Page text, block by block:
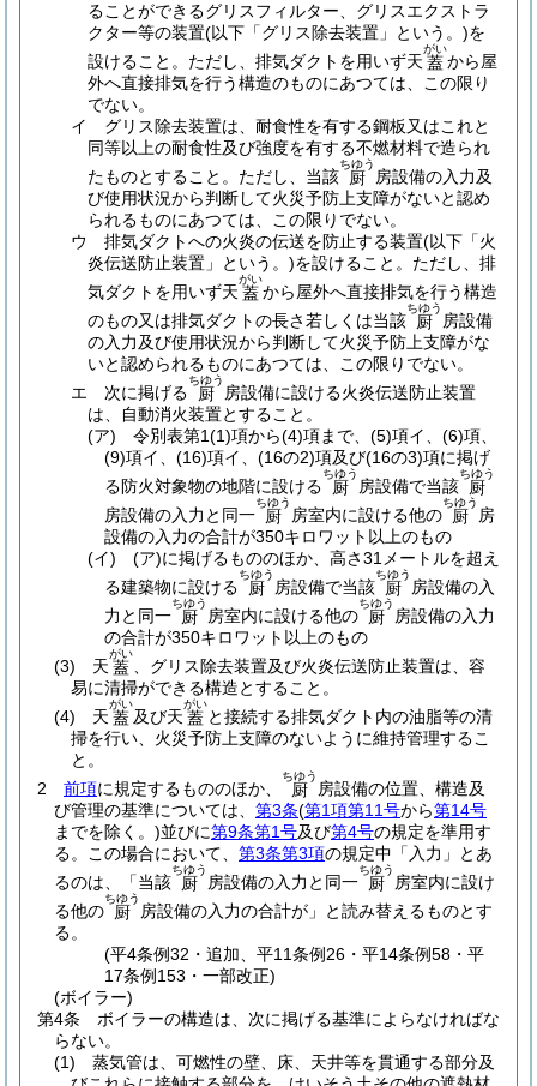
ることができるグリスフィルター、グリスエクストラ
クター等の装置(以下「グリス除去装置」という。)を
設けること。 ただし、排気ダクトを用いず天 蓋
がい
から屋
外へ直接排気を行う構造のものにあつては、この限り
でない。
イ
グリス除去装置は、耐食性を有する鋼板又はこれと
同等以上の耐食性及び強度を有する不燃材料で造られ
たものとすること。 ただし、当該 厨
ちゆう
房設備の入力及
び使用状況から判断して火災予防上支障がないと認め
られるものにあつては、この限りでない。
ウ
排気ダクトへの火炎の伝送を防止する装置(以下「火
炎伝送防止装置」という。)を設けること。 ただし、排
気ダクトを用いず天 蓋
がい
から屋外へ直接排気を行う構造
のもの又は排気ダクトの長さ若しくは当該
厨
ちゆう
房設備
の入力及び使用状況から判断して火災予防上支障がな
いと認められるものにあつては、この限りでない。
エ
次に掲げる 厨
ちゆう
房設備に設ける火炎伝送防止装置
は、自動消火装置とすること。
(ア)
令別表第1(1)項から(4)項まで、(5)項イ、(6)項、
(9)項イ、(16)項イ、(16の2)項及び(16の3)項に掲げ
る防火対象物の地階に設ける
厨
ちゆう
房設備で当該 厨
ちゆう
房設備の入力と同一 厨
ちゆう
房室内に設ける他の 厨
ちゆう
房
設備の入力の合計が350キロワット以上のもの
(イ)
(ア)に掲げるもののほか、高さ31メートルを超え
る建築物に設ける
厨
ちゆう
房設備で当該 厨
ちゆう
房設備の入
力と同一
厨
ちゆう
房室内に設ける他の 厨
ちゆう
房設備の入力
の合計が350キロワット以上のもの
(3)
天 蓋
がい
、グリス除去装置及び火炎伝送防止装置は、容
易に清掃ができる構造とすること。
(4)
天 蓋
がい
及び天 蓋
がい
と接続する排気ダクト内の油脂等の清
掃を行い、火災予防上支障のないように維持管理するこ
と。
2
前項に規定するもののほか、 厨
ちゆう
房設備の位置、構造及
び管理の基準については、 第3条(第1項第11号から第14号
までを除く。)並びに第9条第1号及び第4号の規定を準用す
る。
この場合において、 第3条第3項の規定中「入力」とあ
るのは、「当該
厨
ちゆう
房設備の入力と同一 厨
ちゆう
房室内に設け
る他の
厨
ちゆう
房設備の入力の合計が」と読み替えるものとす
る。
(平4条例32・追加、平11条例26・平14条例58・平
17条例153・一部改正)
(ボイラー)
第4条
ボイラーの構造は、次に掲げる基準によらなければな
らない。
(1)
蒸気管は、可燃性の壁、床、天井等を貫通する部分及